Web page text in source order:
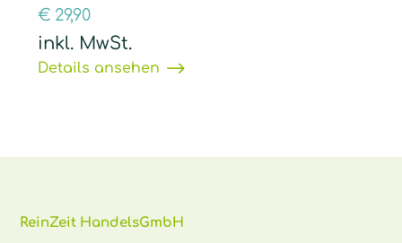
€ 29,90
inkl. MwSt.
Details ansehen
ReinZeit HandelsGmbH